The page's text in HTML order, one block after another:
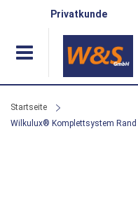
Privatkunde
Startseite
Wilkulux® Komplettsystem